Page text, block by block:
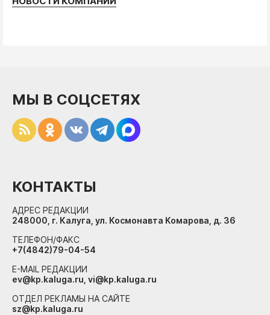
МЫ В СОЦСЕТЯХ
КОНТАКТЫ
АДРЕС РЕДАКЦИИ
248000, г. Калуга, ул. Космонавта Комарова, д. 36
ТЕЛЕФОН/ФАКС
+7(4842)79-04-54
E-MAIL РЕДАКЦИИ
ev@kp.kaluga.ru, vi@kp.kaluga.ru
ОТДЕЛ РЕКЛАМЫ НА САЙТЕ
sz@kp.kaluga.ru